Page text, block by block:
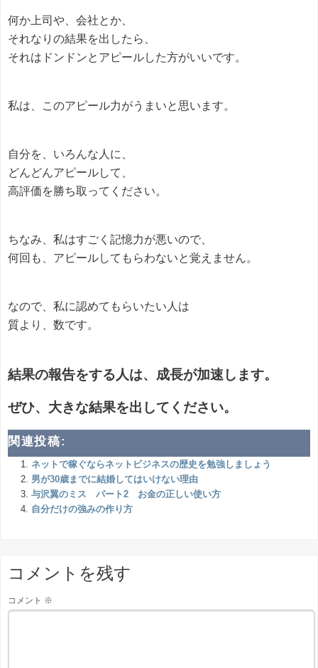
何か上司や、会社とか、
それなりの結果を出したら、
それはドンドンとアピールした方がいいです。
私は、このアピール力がうまいと思います。
自分を、いろんな人に、
どんどんアピールして、
高評価を勝ち取ってください。
ちなみ、私はすごく記憶力が悪いので、
何回も、アピールしてもらわないと覚えません。
なので、私に認めてもらいたい人は
質より、数です。
結果の報告をする人は、成長が加速します。
ぜひ、大きな結果を出してください。
関連投稿:
ネットで稼ぐならネットビジネスの歴史を勉強しましょう
男が30歳までに結婚してはいけない理由
与沢翼のミス パート2 お金の正しい使い方
自分だけの強みの作り方
コメントを残す
コメント ※